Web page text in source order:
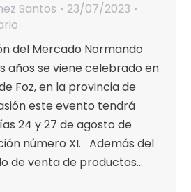
Santos
23/07/2023
del Mercado Normando
años se viene celebrado en
Foz, en la provincia de
este evento tendrá
24 y 27 de agosto de
número XI. Además del
de venta de productos…